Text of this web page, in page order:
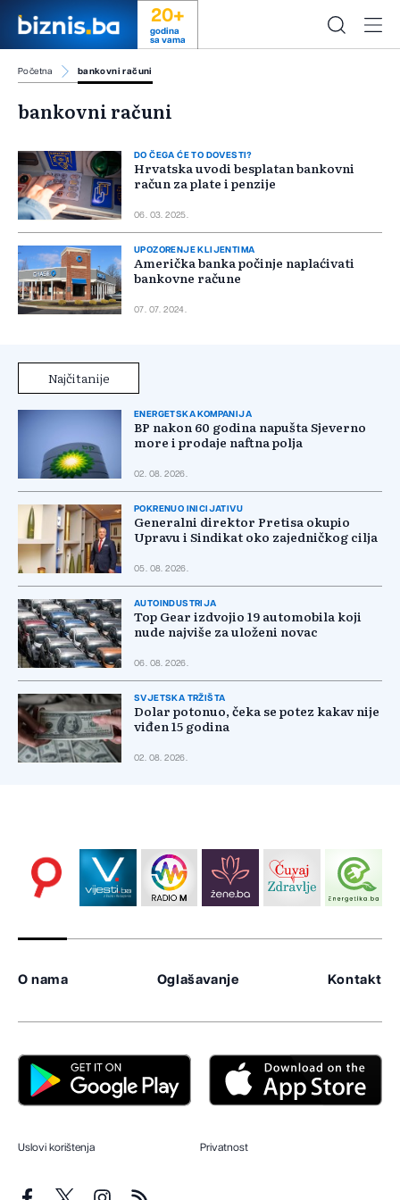
20+
godina
sa vama
Početna bankovni računi
bankovni računi
DO ČEGA ĆE TO DOVESTI?
Hrvatska uvodi besplatan bankovni
račun za plate i penzije
06. 03. 2025.
UPOZORENJE KLIJENTIMA
Američka banka počinje naplaćivati
bankovne račune
07. 07. 2024.
Najčitanije
ENERGETSKA KOMPANIJA
BP nakon 60 godina napušta Sjeverno
more i prodaje naftna polja
02. 08. 2026.
POKRENUO INICIJATIVU
Generalni direktor Pretisa okupio
Upravu i Sindikat oko zajedničkog cilja
05. 08. 2026.
AUTOINDUSTRIJA
Top Gear izdvojio 19 automobila koji
nude najviše za uloženi novac
06. 08. 2026.
SVJETSKA TRŽIŠTA
Dolar potonuo, čeka se potez kakav nije
viđen 15 godina
02. 08. 2026.
O nama Oglašavanje Kontakt
Uslovi korištenja Privatnost